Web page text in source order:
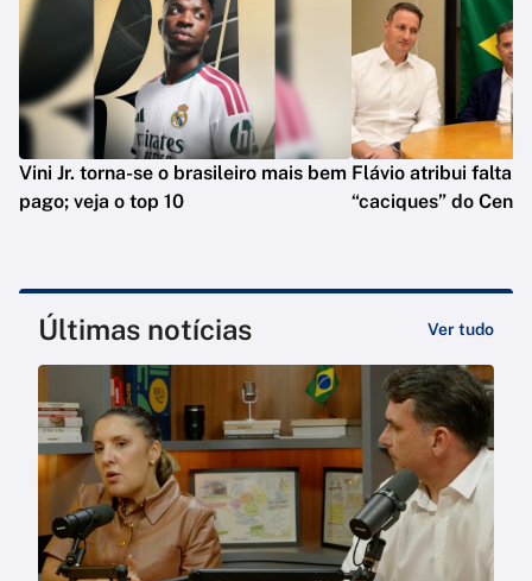
Vini Jr. torna-se o brasileiro mais bem
pago; veja o top 10
Flávio atribui falta
“caciques” do
Últimas notícias Ver tudo